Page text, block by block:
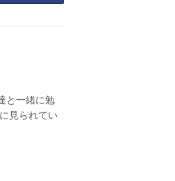
と一緒に勉
見られてい